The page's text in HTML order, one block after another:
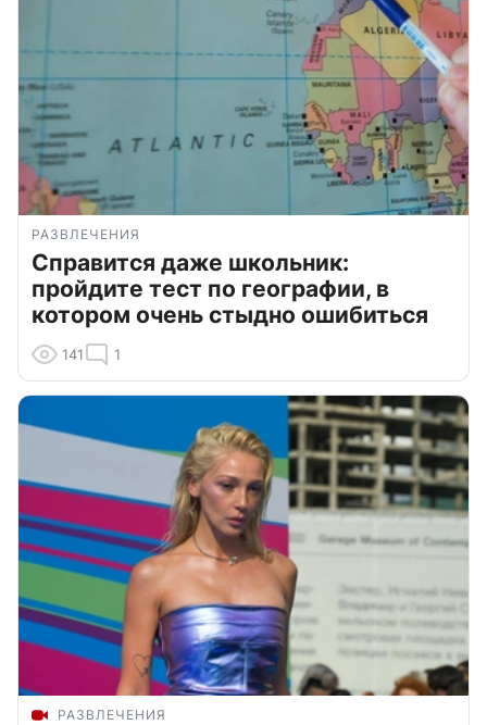
РАЗВЛЕЧЕНИЯ
Справится даже школьник:
пройдите тест по географии, в
котором очень стыдно ошибиться
141 1
РАЗВЛЕЧЕНИЯ